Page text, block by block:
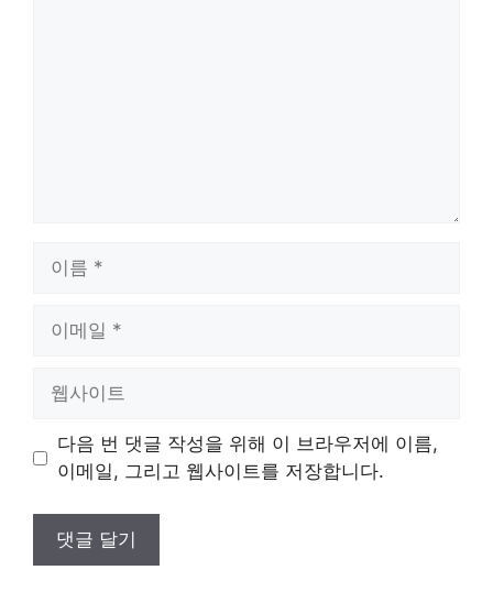
트
다음 번 댓글 작성을 위해 이 브라우저에 이름,
이메일, 그리고 웹사이트를 저장합니다.